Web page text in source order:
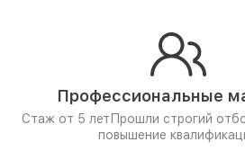
Профессиональные
Стаж от 5 лет Прошли строгий
повышение